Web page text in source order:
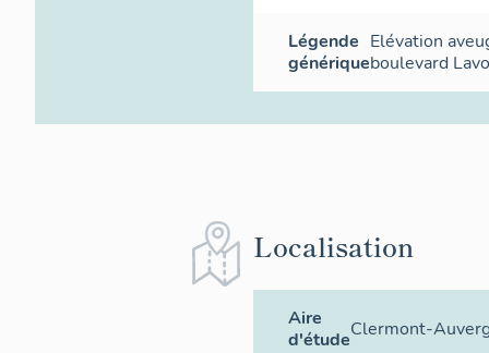
Légende
générique
Elévation
boulevard
Localisation
Aire
d'étudeClermont-